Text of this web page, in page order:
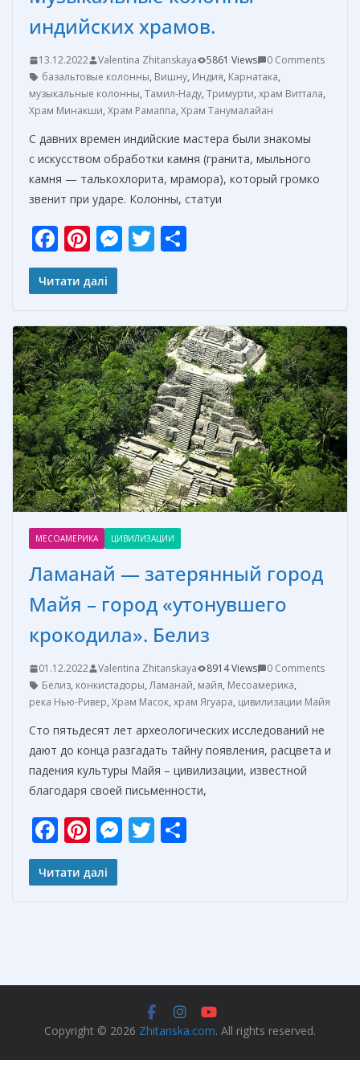
индийских храмов.
13.12.2022 Valentina Zhitanskaya 5861 Views
0 Comments
базальтовые колонны, Вишну, Индия, Карнатака,
музыкальные колонны, Тамил-Наду, Тримурти, храм Виттала,
Храм Минакши, Храм Рамаппа, Храм Танумалайан
С давних времен индийские мастера были знакомы
с искусством обработки камня (гранита, мыльного
камня — талькохлорита, мрамора), который громко
звенит при ударе. Колонны, статуи
F
ac
e
o
o
k
Pi
nt
er
st
M
n
g
er
T
а
в
и
т
ь
Читати далі
МЕСОАМЕРИКА ЦИВИЛИЗАЦИИ
Ламанай — затерянный город
Майя – город «утонувшего
крокодила». Белиз
01.12.2022 Valentina Zhitanskaya 8914 Views
0 Comments
Белиз, конкистадоры,Ламанай, майя, Месоамерика,
река Нью-Ривер, Храм Масок, храм Ягуара, цивилизации Майя
Сто пятьдесят лет археологических исследований не
дают до конца разгадать тайну появления, расцвета и
падения культуры Майя – цивилизации, известной
благодаря своей письменности,
F
ac
e
k
Pi
nt
er
M
er
T
и
ь
Читати далі
Copyright © 2026 Zhitanska.com. All rights reserved.